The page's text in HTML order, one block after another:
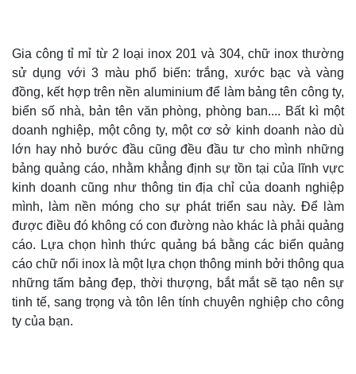
Gia công tỉ mỉ từ 2 loại inox 201 và 304, chữ inox thường
sử dụng với 3 màu phổ biến: trắng, xước bạc và vàng
đồng, kết hợp trên nền aluminium để làm bảng tên công ty,
biển số nhà, bản tên văn phòng, phòng ban.... Bất kì một
doanh nghiệp, một công ty, một cơ sở kinh doanh nào dù
lớn hay nhỏ bước đầu cũng đều đầu tư cho mình những
bảng quảng cáo, nhằm khẳng định sự tồn tại của lĩnh vực
kinh doanh cũng như thông tin địa chỉ của doanh nghiệp
mình, làm nền móng cho sự phát triển sau này. Để làm
được điều đó không có con đường nào khác là phải quảng
cáo. Lựa chọn hình thức quảng bá bằng các biển quảng
cáo chữ nổi inox là một lựa chọn thông minh bởi thông qua
những tấm bảng đẹp, thời thượng, bắt mắt sẽ tạo nên sự
tinh tế, sang trọng và tôn lên tính chuyên nghiệp cho công
ty của bạn.